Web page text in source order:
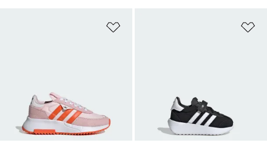
Ajouter à la Liste de produits